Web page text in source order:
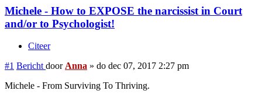
Michele - How to EXPOSE the narcissist in Court
and/or to Psychologist!
Citeer
#1 Bericht door Anna » do dec 07, 2017 2:27 pm
Michele - From Surviving To Thriving.